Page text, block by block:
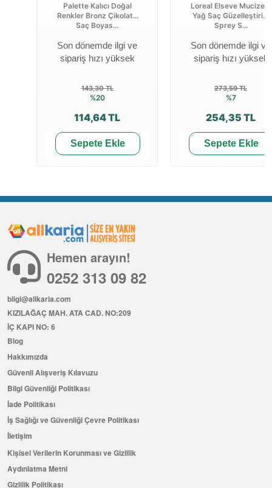
Palette Kalıcı Doğal
Renkler Bronz Çikolata
Saç Boyas...
Son dönemde ilgi ve
sipariş hızı yüksek
143,30 TL
%20
114,64 TL
Sepete Ekle
Loreal Elseve Mucizevi
Yağ Saç Güzelleştirici
Sprey S...
Son dönemde ilgi ve
sipariş hızı yüksek
273,59 TL
%7
254,35 TL
Sepete Ekle
Hemen arayın!
0252 313 09 82
bilgi@allkaria.com
KIZILAĞAÇ MAH. ATA CAD. NO:209
İÇ KAPI NO: 6
Blog
Hakkımızda
Güvenli Alışveriş Kılavuzu
Bilgi Güvenliği Politikası
İade Politikası
İş Sağlığı ve Güvenliği Çevre Politikası
İletişim
Kişisel Verilerin Korunması ve Gizlilik
Aydınlatma Metni
Gizlilik Politikası